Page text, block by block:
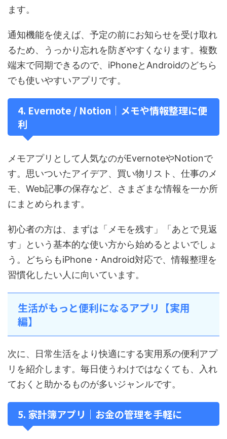
ます。
通知機能を使えば、予定の前にお知らせを受け取れ
るため、うっかり忘れを防ぎやすくなります。複数
端末で同期できるので、iPhoneとAndroidのどちら
でも使いやすいアプリです。
4. Evernote / Notion｜メモや情報整理に便
利
メモアプリとして人気なのがEvernoteやNotionで
す。思いついたアイデア、買い物リスト、仕事のメ
モ、Web記事の保存など、さまざまな情報を一か所
にまとめられます。
初心者の方は、まずは「メモを残す」「あとで見返
す」という基本的な使い方から始めるとよいでしょ
う。どちらもiPhone・Android対応で、情報整理を
習慣化したい人に向いています。
生活がもっと便利になるアプリ【実用
編】
次に、日常生活をより快適にする実用系の便利アプ
リを紹介します。毎日使うわけではなくても、入れ
ておくと助かるものが多いジャンルです。
5. 家計簿アプリ｜お金の管理を手軽に